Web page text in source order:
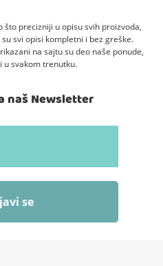
što precizniji u opisu svih proizvoda,
svi opisi kompletni i bez greške.
na sajtu su deo naše ponude,
u svakom trenutku.
naš Newsletter
se